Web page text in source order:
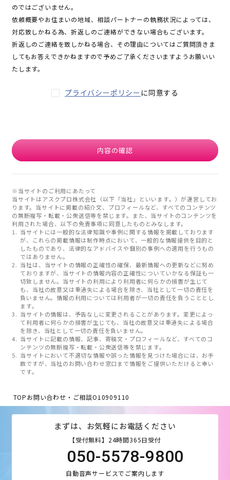
のではございません。
依頼概要やお住まいの地域、相談パートナーの執務状況によっては、
対応致しかねる為、折返しのご連絡ができない場合もございます。
折返しのご連絡を致しかねる場合、その理由についてはご質問頂きま
してもお答えできかねますので予めご了承くださいますようお願いい
たします。
プライバシーポリシー に同意する
内容の確認
※当サイトのご利用にあたって
当サイトはアスクプロ株式会社（以下「当社」といいます。）が運営してお
ります。当サイトに掲載の紹介文、プロフィールなど、すべてのコンテンツ
の無断複写・転載・公衆送信等を禁じます。また、当サイトのコンテンツを
利用された場合、以下の免責事項に同意したものとみなします。
当サイトには一般的な法律知識や事例に関する情報を掲載しております
が、これらの掲載情報は制作時点において、一般的な情報提供を目的と
したものであり、法律的なアドバイスや個別の事例への適用を行うもの
ではありません。
当社は、当サイトの情報の正確性の確保、最新情報への更新などに努め
ておりますが、当サイトの情報内容の正確性についていかなる保証も一
切致しません。当サイトの利用により利用者に何らかの損害が生じて
も、当社の故意又は重過失による場合を除き、当社として一切の責任を
負いません。情報の利用については利用者が一切の責任を負うこととし
ます。
当サイトの情報は、予告なしに変更されることがあります。変更によっ
て利用者に何らかの損害が生じても、当社の故意又は重過失による場合
を除き、当社として一切の責任を負いません。
当サイトに記載の情報、記事、寄稿文・プロフィールなど、すべてのコ
ンテンツの無断複写・転載・公衆送信等を禁じます。
当サイトにおいて不適切な情報や誤った情報を見つけた場合には、お手
数ですが、当社のお問い合わせ窓口まで情報をご提供いただけると幸い
です。
TOPお問い合わせ・ご相談O10909110
まずは、お気軽にお電話ください
【受付無料】24時間365日受付
050-5578-9800
自動音声サービスでご案内します